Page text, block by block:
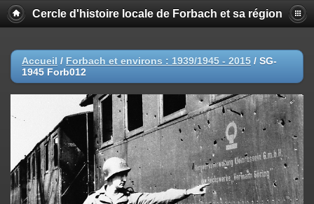
Cercle d'histoire locale de Forbach et sa région
Accueil / Forbach et environs : 1939/1945 - 2015 / SG-
1945 Forb012